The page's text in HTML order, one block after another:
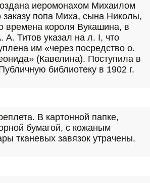
иеромонахом Михаилом
заказу попа Миха, сына Николы,
времена короля Вукашина, в
А. Титов указал на л. I, что
им «через посредство о.
(Кавелина). Поступила в
библиотеку в 1902 г.
В картонной папке,
бумагой, с кожаным
тканевых завязок утрачены.